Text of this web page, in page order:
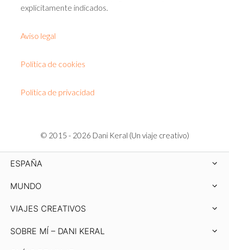
explícitamente indicados.
Aviso legal
Política de cookies
Política de privacidad
© 2015 - 2026 Dani Keral (Un viaje creativo)
ESPAÑA
MUNDO
VIAJES CREATIVOS
SOBRE MÍ – DANI KERAL